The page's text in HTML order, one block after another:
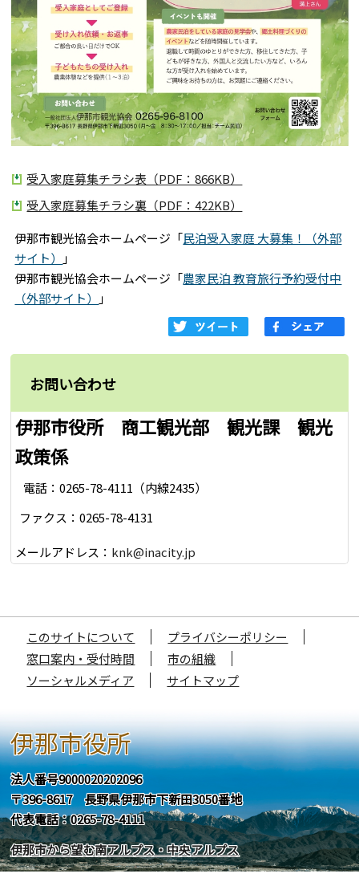
受入家庭募集チラシ表（PDF：866KB）
受入家庭募集チラシ裏（PDF：422KB）
伊那市観光協会ホームページ「民泊受入家庭 大募集！（外部
サイト）
」
伊那市観光協会ホームページ「農家民泊 教育旅行予約受付中
（外部サイト）
」
お問い合わせ
伊那市役所 商工観光部 観光課 観光
政策係
電話：0265-78-4111（内線2435）
ファクス：0265-78-4131
メールアドレス： knk@inacity.jp
このサイトについて
プライバシーポリシー
窓口案内・受付時間
市の組織
ソーシャルメディア
サイトマップ
伊那市役所
法人番号9000020202096
〒396-8617 長野県伊那市下新田3050番地
代表電話：0265-78-4111
伊那市から望む南アルプス・中央アルプス